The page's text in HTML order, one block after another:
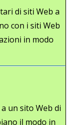
di siti Web a
con i siti Web
in modo
un sito Web di
il modo in